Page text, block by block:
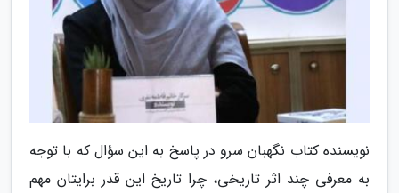
نویسنده کتاب نگهبان سرو در پاسخ به این سؤال که با توجه
به معرفی چند اثر تاریخی، چرا تاریخ این قدر برایتان مهم